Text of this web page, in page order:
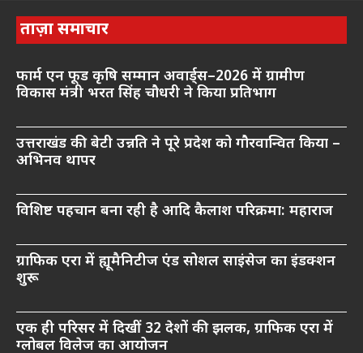
ताज़ा समाचार
फार्म एन फूड कृषि सम्मान अवार्ड्स–2026 में ग्रामीण
विकास मंत्री भरत सिंह चौधरी ने किया प्रतिभाग
उत्तराखंड की बेटी उन्नति ने पूरे प्रदेश को गौरवान्वित किया –
अभिनव थापर
विशिष्ट पहचान बना रही है आदि कैलाश परिक्रमा: महाराज
ग्राफिक एरा में ह्यूमैनिटीज एंड सोशल साइंसेज का इंडक्शन
शुरू
एक ही परिसर में दिखीं 32 देशों की झलक, ग्राफिक एरा में
ग्लोबल विलेज का आयोजन